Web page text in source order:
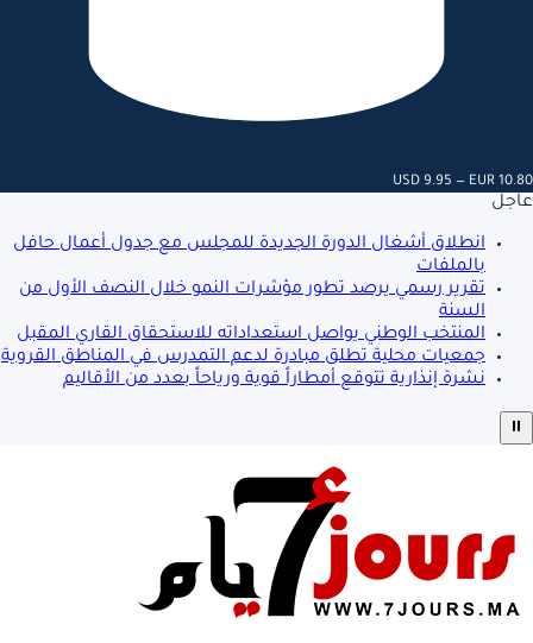
USD 9.95 — EUR 10.80
عاجل
انطلاق أشغال الدورة الجديدة للمجلس مع جدول أعمال حافل
بالملفات
تقرير رسمي يرصد تطور مؤشرات النمو خلال النصف الأول من
السنة
المنتخب الوطني يواصل استعداداته للاستحقاق القاري المقبل
جمعيات محلية تطلق مبادرة لدعم التمدرس في المناطق القروية
نشرة إنذارية تتوقع أمطاراً قوية ورياحاً بعدد من الأقاليم
⏸